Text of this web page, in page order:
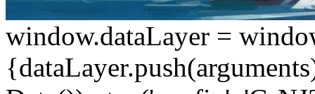
window.dataLayer =